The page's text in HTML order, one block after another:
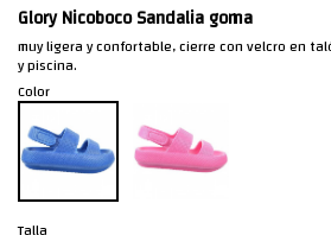
Glory Nicoboco Sandalia goma
muy ligera y confortable, cierre con velcro en
y piscina.
Color